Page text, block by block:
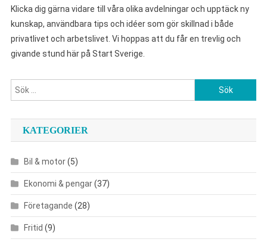
Klicka dig gärna vidare till våra olika avdelningar och upptäck ny
kunskap, användbara tips och idéer som gör skillnad i både
privatlivet och arbetslivet. Vi hoppas att du får en trevlig och
givande stund här på Start Sverige.
efter:
KATEGORIER
Bil & motor(5)
Ekonomi & pengar(37)
Företagande (28)
Fritid (9)